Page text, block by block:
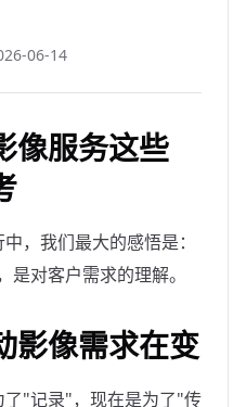
06-14
像服务这些
，我们最大的感悟是：
对客户需求的理解。
影像需求在变
"记录"，现在是为了"传